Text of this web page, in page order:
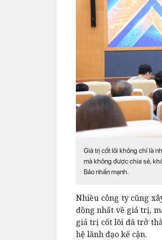
Giá trị cốt lõi không chỉ là
mà không được chia sẻ,
Bảo nhấn mạnh.
Nhiều công ty cũng
đồng nhất về giá trị,
giá trị cốt lõi đã trở
hệ lãnh đạo kế cận.